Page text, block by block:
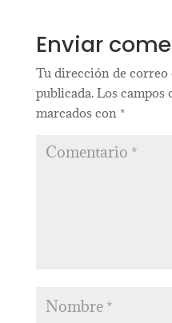
Enviar
Tu dirección de
publicada. Los campos
marcados con *